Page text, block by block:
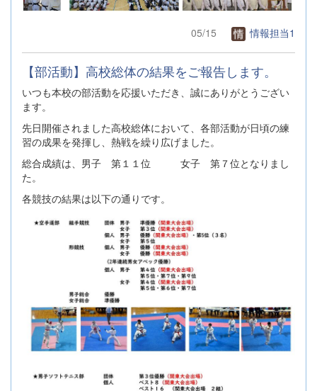
05/15 情報担当1
【部活動】高校総体の結果をご報告します。
いつも本校の部活動を応援いただき、誠にありがとうござい
ます。
先日開催されました高校総体において、各部活動が日頃の練
習の成果を発揮し、熱戦を繰り広げました。
総合成績は、男子 第１１位 女子 第７位となりまし
た。
各競技の結果は以下の通りです。